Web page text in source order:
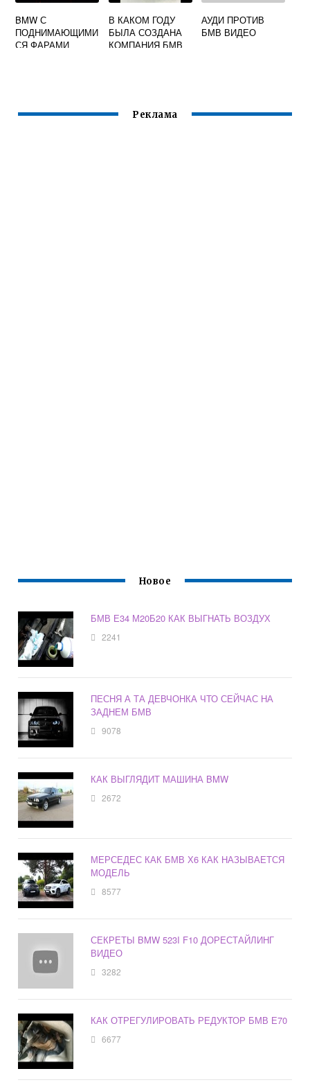
BMW С
ПОДНИМАЮЩИМИ
СЯ ФАРАМИ
В КАКОМ ГОДУ
БЫЛА СОЗДАНА
КОМПАНИЯ БМВ
АУДИ ПРОТИВ
БМВ ВИДЕО
Реклама
Новое
БМВ Е34 М20Б20 КАК ВЫГНАТЬ ВОЗДУХ
2241
ПЕСНЯ А ТА ДЕВЧОНКА ЧТО СЕЙЧАС НА
ЗАДНЕМ БМВ
9078
КАК ВЫГЛЯДИТ МАШИНА BMW
2672
МЕРСЕДЕС КАК БМВ Х6 КАК НАЗЫВАЕТСЯ
МОДЕЛЬ
8577
СЕКРЕТЫ BMW 523I F10 ДОРЕСТАЙЛИНГ
ВИДЕО
3282
КАК ОТРЕГУЛИРОВАТЬ РЕДУКТОР БМВ Е70
6677